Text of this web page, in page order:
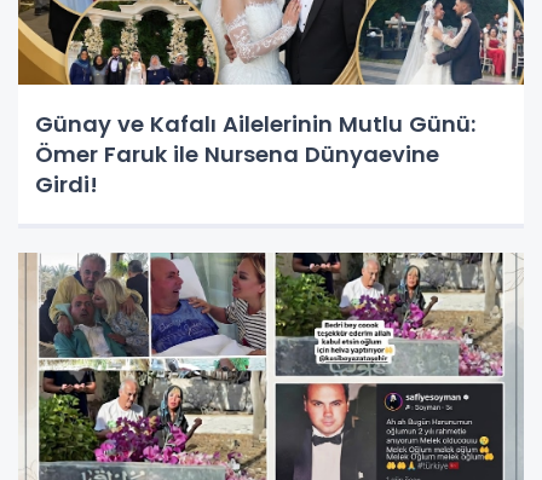
Günay ve Kafalı Ailelerinin Mutlu Günü:
Ömer Faruk ile Nursena Dünyaevine
Girdi!